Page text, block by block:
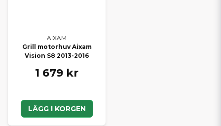
AIXAM
Grill motorhuv Aixam
Vision S8 2013-2016
1 679 kr
LÄGG I KORGEN